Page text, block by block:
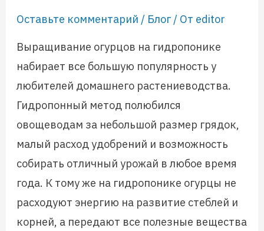
Оставьте комментарий / Блог / От editor
Выращивание огурцов на гидропонике
набирает все большую популярность у
любителей домашнего растениеводства.
Гидропонный метод полюбился
овощеводам за небольшой размер грядок,
малый расход удобрений и возможность
собирать отличный урожай в любое время
года. К тому же на гидропонике огурцы не
расходуют энергию на развитие стеблей и
корней, а передают все полезные вещества